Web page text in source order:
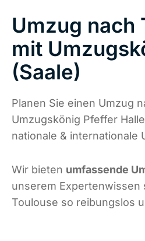
Umzug nach
mit
(Saale)
Planen Sie einen Umzug
Umzugskönig Pfeffer
nationale & internationale
Wir bieten umfassende
unserem Expertenwissen
Toulouse so reibungslos